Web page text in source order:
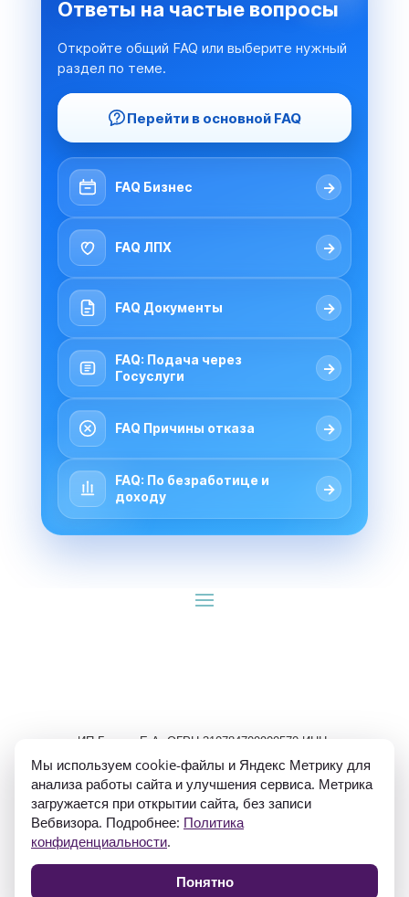
Ответы на частые вопросы
Откройте общий FAQ или выберите нужный
раздел по теме.
Перейти в основной FAQ
FAQ Бизнес →
FAQ ЛПХ →
FAQ Документы →
FAQ: Подача через
Госуслуги
→
FAQ Причины отказа →
FAQ: По безработице и
доходу
→
ИП Гуляев Е.А. ОГРН 310784709900570 ИНН
Политика конфиденциальности
Согласие на обработку персональных данных
Мы используем cookie-файлы и Яндекс Метрику для
анализа работы сайта и улучшения сервиса. Метрика
загружается при открытии сайта, без записи
Вебвизора. Подробнее: Политика
конфиденциальности.
Понятно